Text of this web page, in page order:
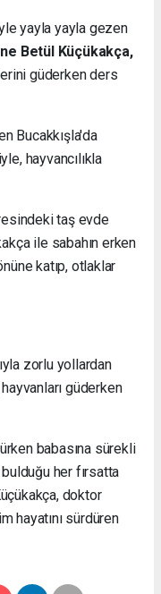
yayla yayla gezen
Betül Küçükakça,
güderken ders
Bucakkışla'da
hayvancılıkla
taş evde
ile sabahın erken
katıp, otlaklar
zorlu yollardan
güderken
babasına sürekli
her fırsatta
doktor
hayatını sürdüren